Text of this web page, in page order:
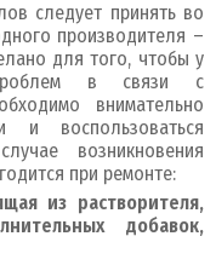
следует принять во
производителя –
для того, чтобы у
в связи с
внимательно
и воспользоваться
возникновения
при ремонте:
из растворителя,
добавок,